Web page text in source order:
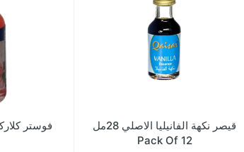
قيصر نكهة الفانيليا الاصلي 28مل
Pack Of 12
فوستر